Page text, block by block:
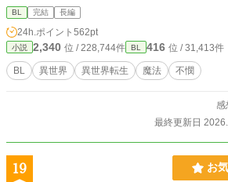
し、穏やかな時間は長くは続かない。魔力を捧げる
レリルの記憶と領地を襲う未曾有の魔物の群れ。 「僕が、この場所と彼を守る
方法はこれしかない」 記憶に翻弄され頭は混乱する
な決断を下そうとするが――。
BL 完結 長編
24h.ポイント 562pt
小説 2,340 位 / 228,744件 BL 416 位 / 31,413件
BL 異世界 異世界転生 魔法 不憫
感
最終更新日
19 お